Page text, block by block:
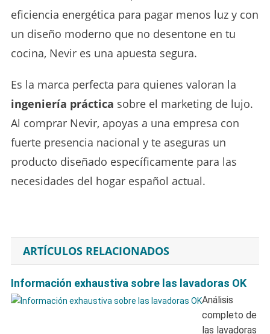
eficiencia energética para pagar menos luz y con
un diseño moderno que no desentone en tu
cocina, Nevir es una apuesta segura.
Es la marca perfecta para quienes valoran la
ingeniería práctica sobre el marketing de lujo.
Al comprar Nevir, apoyas a una empresa con
fuerte presencia nacional y te aseguras un
producto diseñado específicamente para las
necesidades del hogar español actual.
ARTÍCULOS RELACIONADOS
Información exhaustiva sobre las lavadoras OK
Análisis
completo de
las lavadoras